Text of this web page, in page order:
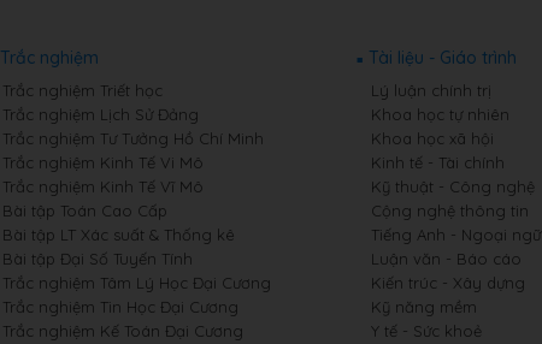
Trắc nghiệm
Trắc nghiệm Triết học
Trắc nghiệm Lịch Sử Đảng
Trắc nghiệm Tư Tưởng Hồ Chí Minh
Trắc nghiệm Kinh Tế Vi Mô
Trắc nghiệm Kinh Tế Vĩ Mô
Bài tập Toán Cao Cấp
Bài tập LT Xác suất & Thống kê
Bài tập Đại Số Tuyến Tính
Trắc nghiệm Tâm Lý Học Đại Cương
Trắc nghiệm Tin Học Đại Cương
Trắc nghiệm Kế Toán Đại Cương
Tài liệu - Giáo trình
Lý luận chính trị
Khoa học tự nhiên
Khoa học xã hội
Kinh tế - Tài chính
Kỹ thuật - Công nghệ
Cộng nghệ thông tin
Tiếng Anh - Ngoại ngữ
Luận văn - Báo cáo
Kiến trúc - Xây dựng
Kỹ năng mềm
Y tế - Sức khoẻ